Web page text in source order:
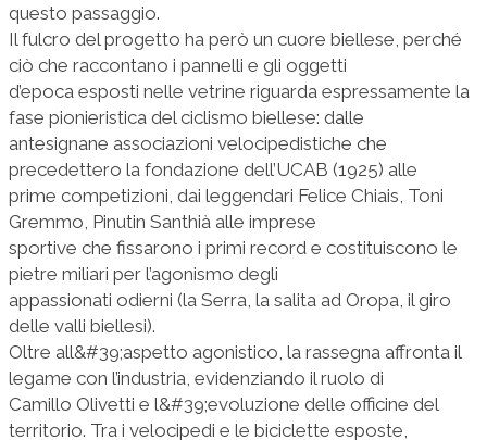
questo passaggio.
Il fulcro del progetto ha però un cuore biellese, perché
ciò che raccontano i pannelli e gli oggetti
d’epoca esposti nelle vetrine riguarda espressamente la
fase pionieristica del ciclismo biellese: dalle
antesignane associazioni velocipedistiche che
precedettero la fondazione dell’UCAB (1925) alle
prime competizioni, dai leggendari Felice Chiais, Toni
Gremmo, Pinutin Santhià alle imprese
sportive che fissarono i primi record e costituiscono le
pietre miliari per l’agonismo degli
appassionati odierni (la Serra, la salita ad Oropa, il giro
delle valli biellesi).
Oltre all&#39;aspetto agonistico, la rassegna affronta il
legame con l’industria, evidenziando il ruolo di
Camillo Olivetti e l&#39;evoluzione delle officine del
territorio. Tra i velocipedi e le biciclette esposte,